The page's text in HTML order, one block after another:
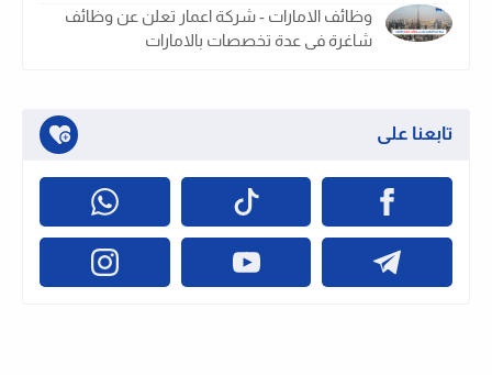
وظائف الامارات - شركة اعمار تعلن عن وظائف
شاغرة فى عدة تخصصات بالامارات
تابعنا على